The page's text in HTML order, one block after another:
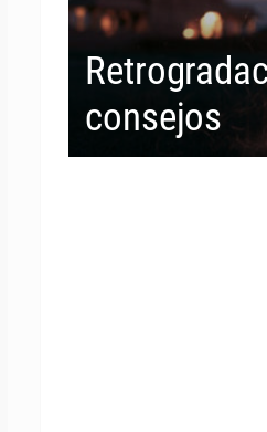
consejos